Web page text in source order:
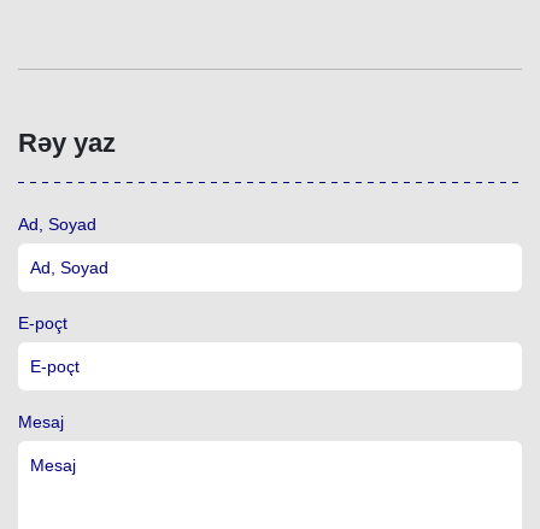
Rəy yaz
Ad, Soyad
E-poçt
Mesaj